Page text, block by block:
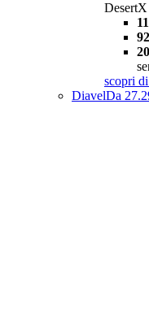
scopri
DiavelDa